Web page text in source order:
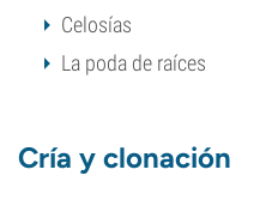
Celosías
La poda de raíces
Cría y clonación